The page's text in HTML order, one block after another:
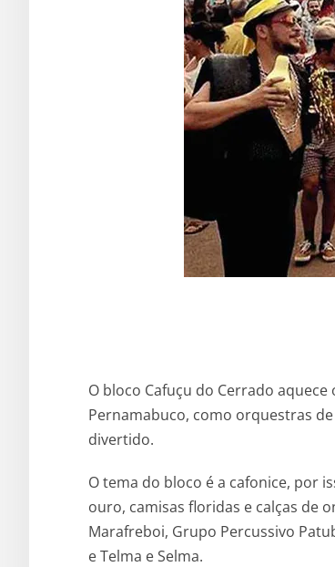
O bloco Cafuçu do Cerrado
Pernamabuco, como orquestras
divertido.
O tema do bloco é a cafonice, por
ouro, camisas floridas e calças de
Marafreboi, Grupo Percussivo
e Telma e Selma.